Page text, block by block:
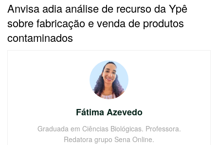
Anvisa adia análise de recurso da Ypê
sobre fabricação e venda de produtos
contaminados
Fátima Azevedo
Graduada em Ciências Biológicas. Professora.
Redatora grupo Sena Online.